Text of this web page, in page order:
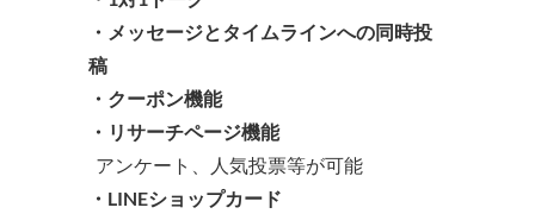
・メッセージとタイムラインへの同時投
稿
・クーポン機能
・リサーチページ機能
アンケート、人気投票等が可能
・LINEショップカード